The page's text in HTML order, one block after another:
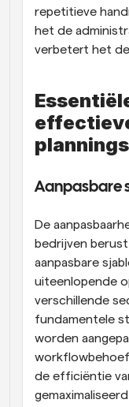
repetitieve
het de
verbetert het
Aanpasbare
De
bedrijven
aanpasbare
uiteenlopende
verschillende
fundamentele
worden
de efficiëntie